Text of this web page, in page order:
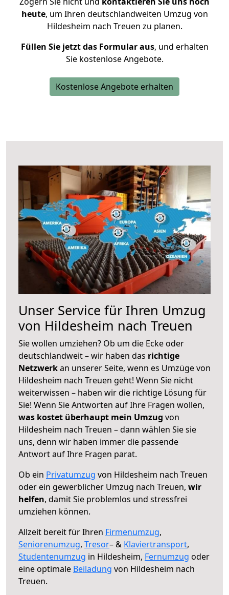
heute, um Ihren deutschlandweiten Umzug von
Hildesheim nach Treuen zu planen.
Füllen Sie jetzt das Formular aus, und erhalten
Sie kostenlose Angebote.
Kostenlose Angebote erhalten
Unser Service für Ihren Umzug
von Hildesheim nach Treuen
Sie wollen umziehen? Ob um die Ecke oder
deutschlandweit – wir haben das richtige
Netzwerkan unserer Seite, wenn es Umzüge von
Hildesheim nach Treuen geht! Wenn Sie nicht
weiterwissen – haben wir die richtige Lösung für
Sie! Wenn Sie Antworten auf Ihre Fragen wollen,
was kostet überhaupt mein Umzug von
Hildesheim nach Treuen – dann wählen Sie sie
uns, denn wir haben immer die passende
Antwort auf Ihre Fragen parat.
Ob ein Privatumzug von Hildesheim nach Treuen
oder ein gewerblicher Umzug nach Treuen, wir
helfen, damit Sie problemlos und stressfrei
umziehen können.
Allzeit bereit für Ihren Firmenumzug,
Seniorenumzug, Tresor– & Klaviertransport,
Studentenumzug in Hildesheim, Fernumzug oder
eine optimale Beiladung von Hildesheim nach
Treuen.